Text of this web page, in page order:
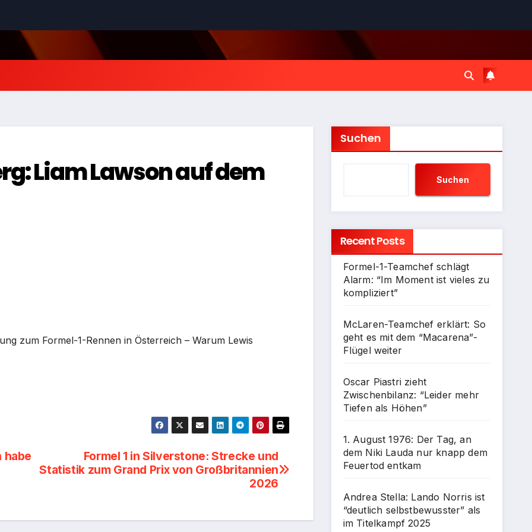
Liam Lawson auf dem
zum Formel-1-Rennen in Österreich – Warum Lewis
Formel 1 in Silverstone: Strecke und
Statistik zum Grand Prix von Großbritannien
2026
habe
Suchen
Suchen
Recent Posts
Formel-1-Teamchef schlägt
Alarm: “Im Moment ist vieles zu
kompliziert”
McLaren-Teamchef erklärt: So
geht es mit dem “Macarena”-
Flügel weiter
Oscar Piastri zieht
Zwischenbilanz: “Leider mehr
Tiefen als Höhen”
1. August 1976: Der Tag, an
dem Niki Lauda nur knapp dem
Feuertod entkam
Andrea Stella: Lando Norris ist
“deutlich selbstbewusster” als
im Titelkampf 2025